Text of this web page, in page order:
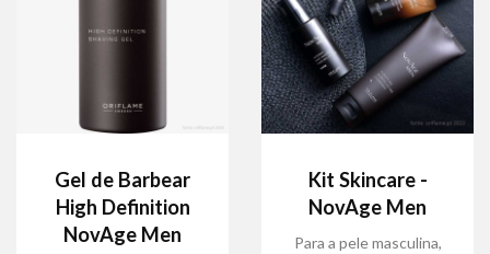
Gel de Barbear
High Definition
NovAge Men
Kit Skincare -
NovAge Men
Para a pele masculina,